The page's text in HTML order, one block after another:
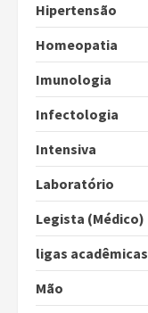
Hipertensão
Homeopatia
Imunologia
Infectologia
Intensiva
Laboratório
Legista (Médico)
ligas acadêmicas
Mão